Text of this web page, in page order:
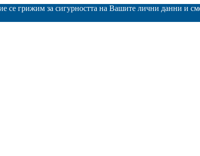
се грижим за сигурността на Вашите лични данни и